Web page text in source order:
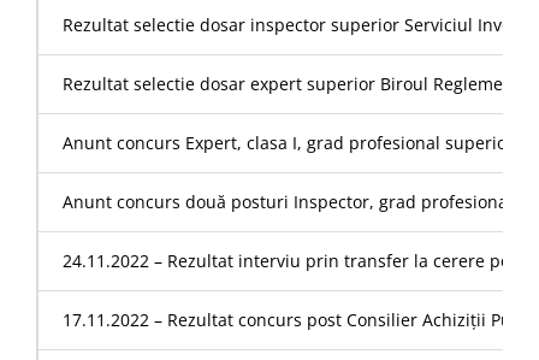
Rezultat selectie dosar inspector superior Serviciul
Rezultat selectie dosar expert superior Biroul
Anunt concurs Expert, clasa I, grad profesional superior
Anunt concurs două posturi Inspector, grad profesional
24.11.2022 – Rezultat interviu prin transfer la cerere
17.11.2022 – Rezultat concurs post Consilier Achiziții